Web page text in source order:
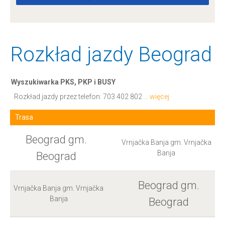
Rozkład jazdy Beograd
Wyszukiwarka PKS, PKP i BUSY
Rozkład jazdy przez telefon: 703 402 802 ... więcej
Trasa
Beograd gm.
Beograd
Vrnjačka Banja gm. Vrnjačka
Banja
Vrnjačka Banja gm. Vrnjačka
Banja
Beograd gm.
Beograd